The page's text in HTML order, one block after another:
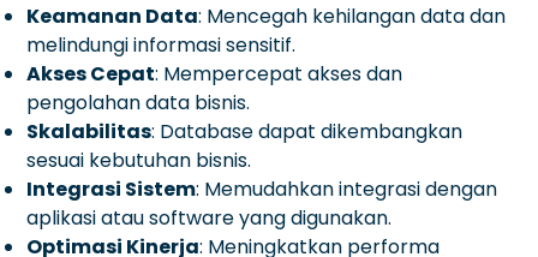
Keamanan Data: Mencegah kehilangan data dan
melindungi informasi sensitif.
Akses Cepat: Mempercepat akses dan
pengolahan data bisnis.
Skalabilitas: Database dapat dikembangkan
sesuai kebutuhan bisnis.
Integrasi Sistem: Memudahkan integrasi dengan
aplikasi atau software yang digunakan.
Optimasi Kinerja: Meningkatkan performa